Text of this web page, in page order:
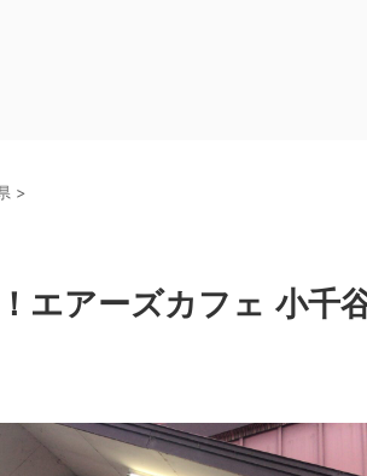
>
エアーズカフェ 小千